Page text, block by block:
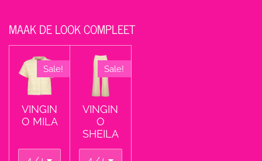
MAAK DE LOOK COMPLEET
Sale!
VINGIN
O MILA
Sale!
VINGIN
O
SHEILA